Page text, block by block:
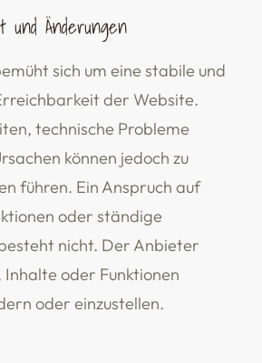
und Änderungen
sich um eine stabile und
der Website.
technische Probleme
können jedoch zu
führen. Ein Anspruch auf
oder ständige
nicht. Der Anbieter
Inhalte oder Funktionen
oder einzustellen.